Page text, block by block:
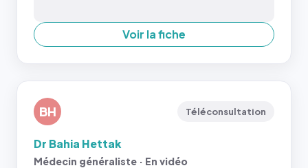
Voir la fiche
BH Téléconsultation
Dr Bahia Hettak
Médecin généraliste · En vidéo